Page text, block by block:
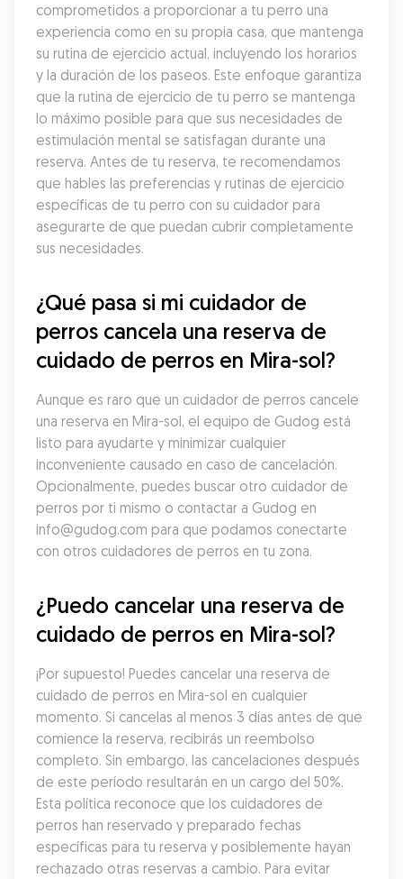
comprometidos a proporcionar a tu perro una
experiencia como en su propia casa, que mantenga
su rutina de ejercicio actual, incluyendo los horarios
y la duración de los paseos. Este enfoque garantiza
que la rutina de ejercicio de tu perro se mantenga
lo máximo posible para que sus necesidades de
estimulación mental se satisfagan durante una
reserva. Antes de tu reserva, te recomendamos
que hables las preferencias y rutinas de ejercicio
específicas de tu perro con su cuidador para
asegurarte de que puedan cubrir completamente
sus necesidades.
¿Qué pasa si mi cuidador de
perros cancela una reserva de
cuidado de perros en Mira-sol?
Aunque es raro que un cuidador de perros cancele
una reserva en Mira-sol, el equipo de Gudog está
listo para ayudarte y minimizar cualquier
inconveniente causado en caso de cancelación.
Opcionalmente, puedes buscar otro cuidador de
perros por ti mismo o contactar a Gudog en
info@gudog.com para que podamos conectarte
con otros cuidadores de perros en tu zona.
¿Puedo cancelar una reserva de
cuidado de perros en Mira-sol?
¡Por supuesto! Puedes cancelar una reserva de
cuidado de perros en Mira-sol en cualquier
momento. Si cancelas al menos 3 días antes de que
comience la reserva, recibirás un reembolso
completo. Sin embargo, las cancelaciones después
de este período resultarán en un cargo del 50%.
Esta política reconoce que los cuidadores de
perros han reservado y preparado fechas
específicas para tu reserva y posiblemente hayan
rechazado otras reservas a cambio. Para evitar